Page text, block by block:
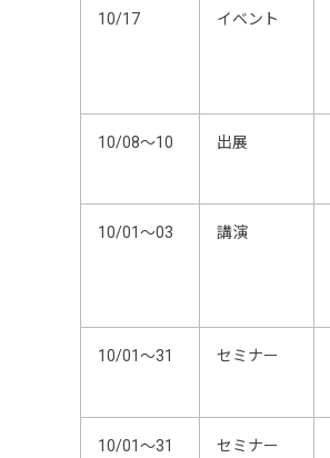
10/17 イベント
10/08～10 出展
10/01～03 講演
10/01～31 セミナー
10/01～31 セミナー